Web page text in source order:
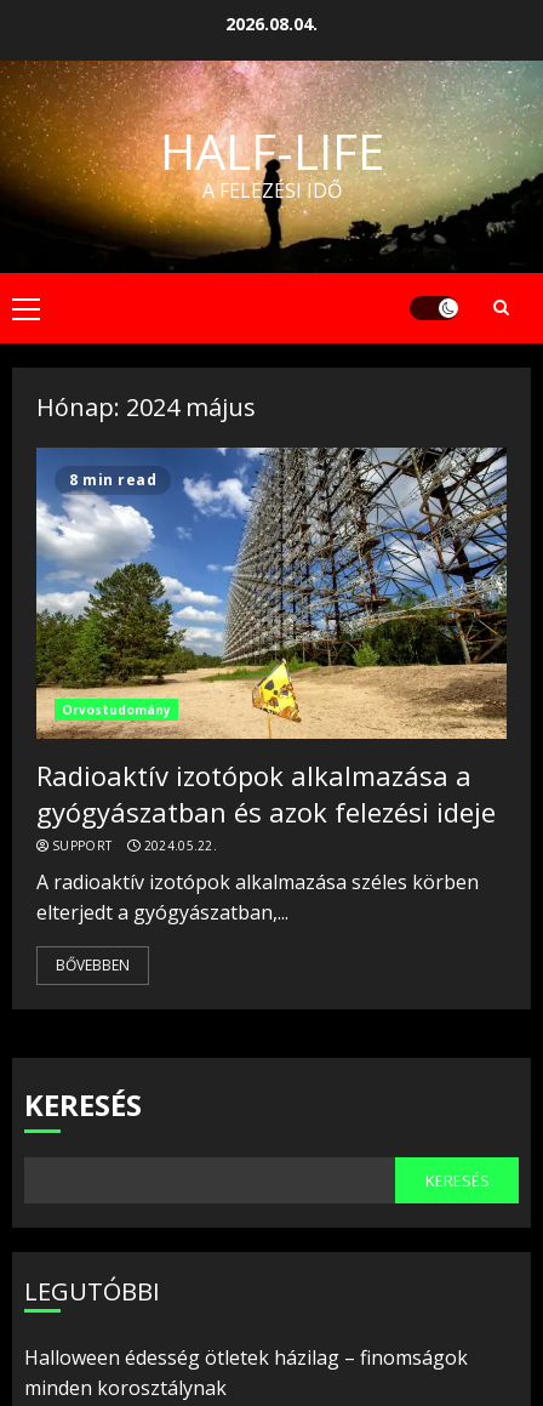
content
2026.08.04.
HALF-LIFE
A FELEZÉSI IDŐ
Primary
Menu
Hónap: 2024 május
8 min read
Orvostudomány
Radioaktív izotópok alkalmazása a
gyógyászatban és azok felezési ideje
SUPPORT 2024.05.22.
A radioaktív izotópok alkalmazása széles körben
elterjedt a gyógyászatban,...
BŐVEBBEN
KERESÉS
KERESÉS
LEGUTÓBBI
Halloween édesség ötletek házilag – finomságok
minden korosztálynak